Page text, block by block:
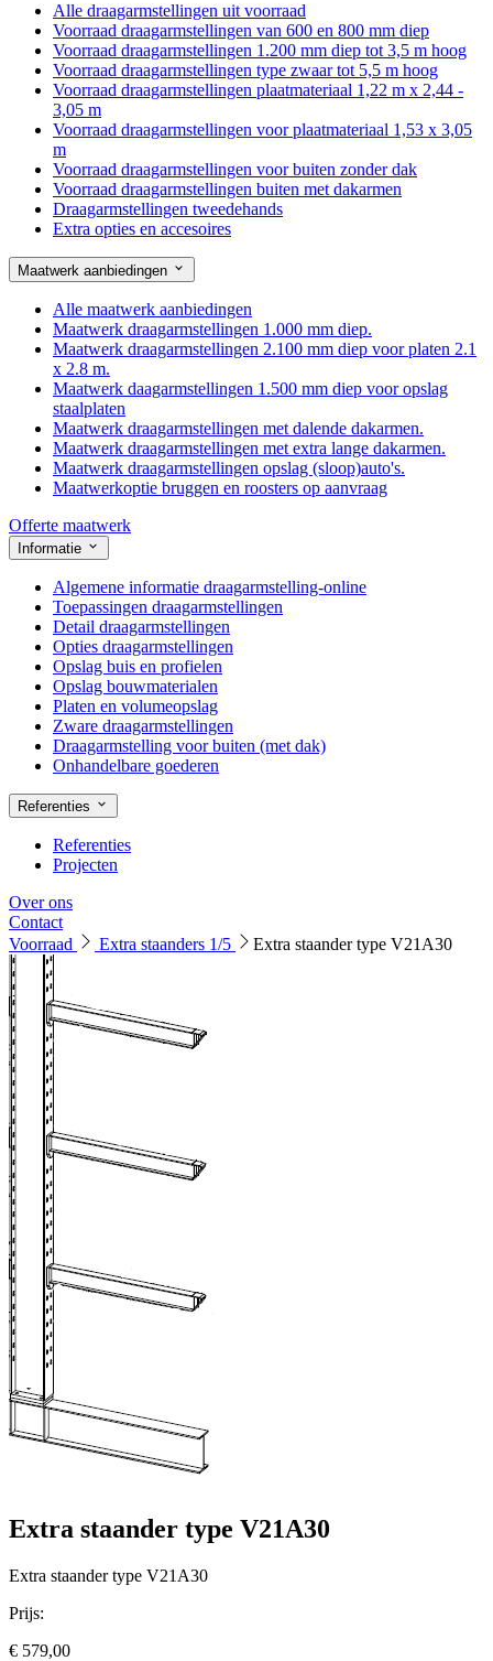
Alle draagarmstellingen uit voorraad
Voorraad draagarmstellingen van 600 en 800 mm diep
Voorraad draagarmstellingen 1.200 mm diep tot 3,5 m hoog
Voorraad draagarmstellingen type zwaar tot 5,5 m hoog
Voorraad draagarmstellingen plaatmateriaal 1,22 m x 2,44 -
3,05 m
Voorraad draagarmstellingen voor plaatmateriaal 1,53 x 3,05
m
Voorraad draagarmstellingen voor buiten zonder dak
Voorraad draagarmstellingen buiten met dakarmen
Draagarmstellingen tweedehands
Extra opties en accesoires
Maatwerk aanbiedingen
Alle maatwerk aanbiedingen
Maatwerk draagarmstellingen 1.000 mm diep.
Maatwerk draagarmstellingen 2.100 mm diep voor platen 2.1
x 2.8 m.
Maatwerk daagarmstellingen 1.500 mm diep voor opslag
staalplaten
Maatwerk draagarmstellingen met dalende dakarmen.
Maatwerk draagarmstellingen met extra lange dakarmen.
Maatwerk draagarmstellingen opslag (sloop)auto's.
Maatwerkoptie bruggen en roosters op aanvraag
Offerte maatwerk
Informatie
Algemene informatie draagarmstelling-online
Toepassingen draagarmstellingen
Detail draagarmstellingen
Opties draagarmstellingen
Opslag buis en profielen
Opslag bouwmaterialen
Platen en volumeopslag
Zware draagarmstellingen
Draagarmstelling voor buiten (met dak)
Onhandelbare goederen
Referenties
Referenties
Projecten
Over ons
Contact
Voorraad
Extra staanders 1/5 Extra staander type V21A30
Extra staander type V21A30
Extra staander type V21A30
Prijs:
€ 579,00